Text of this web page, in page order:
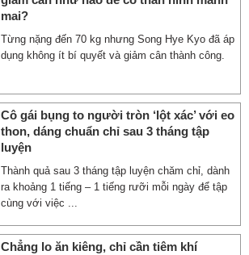
mai?
Từng nặng đến 70 kg nhưng Song Hye Kyo đã áp
dụng không ít bí quyết và giảm cân thành công.
Cô gái bụng to người tròn ‘lột xác’ với eo
thon, dáng chuẩn chỉ sau 3 tháng tập
luyện
Thành quả sau 3 tháng tập luyện chăm chỉ, dành
ra khoảng 1 tiếng – 1 tiếng rưỡi mỗi ngày để tập
cùng với việc ...
Chẳng lo ăn kiêng, chỉ cần tiêm khí